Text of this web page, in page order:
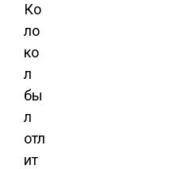
Ко
ло
ко
л
бы
л
отл
ит